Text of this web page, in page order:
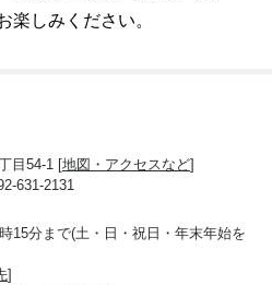
楽しみください。
目54-1 [地図・アクセスなど]
631-2131
15分まで(土・日・祝日・年末年始を
]